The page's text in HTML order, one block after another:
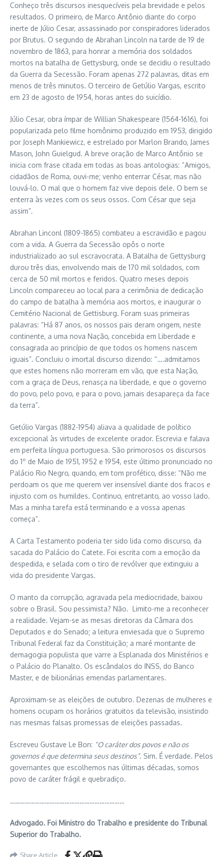
Conheço três discursos inesquecíveis pela brevidade e pelos
resultados. O primeiro, de Marco Antônio diante do corpo
inerte de Júlio Cesar, assassinado por conspiradores liderados
por Brutus. O segundo de Abrahan Lincoln na tarde de 19 de
novembro de 1863, para honrar a memória dos soldados
mortos na batalha de Gettysburg, onde se decidiu o resultado
da Guerra da Secessão. Foram apenas 272 palavras, ditas em
menos de três minutos. O terceiro de Getúlio Vargas, escrito
em 23 de agosto de 1954, horas antes do suicídio.
Júlio Cesar, obra ímpar de Willian Shakespeare (1564-1616), foi
popularizada pelo filme homônimo produzido em 1953, dirigido
por Joseph Mankiewicz, e estrelado por Marlon Brando, James
Mason, John Guielgud. A breve oração de Marco Antônio se
inicia com frase citada em todas as boas antologias: “Amigos,
cidadãos de Roma, ouvi-me; venho enterrar César, mas não
louvá-lo. O mal que o homem faz vive depois dele. O bem se
enterra às vezes com os seus ossos. Com César que seja
assim”.
Abrahan Linconl (1809-1865) combateu a escravidão e pagou
com a vida. A Guerra da Secessão opôs o norte
industrializado ao sul escravocrata. A Batalha de Gettysburg
durou três dias, envolvendo mais de 170 mil soldados, com
cerca de 50 mil mortos e feridos. Quatro meses depois
Lincoln compareceu ao local para a cerimônia de dedicação
do campo de batalha à memória aos mortos, e inaugurar o
Cemitério Nacional de Gettisburg. Foram suas primeiras
palavras: “Há 87 anos, os nossos pais deram origem, neste
continente, a uma nova Nação, concebida em Liberdade e
consagrada ao princípio de que todos os homens nascem
iguais”. Concluiu o imortal discurso dizendo: “….admitamos
que estes homens não morreram em vão, que esta Nação,
com a graça de Deus, renasça na liberdade, e que o governo
do povo, pelo povo, e para o povo, jamais desapareça da face
da terra”.
Getúlio Vargas (1882-1954) aliava a qualidade de político
excepcional às virtudes de excelente orador. Escrevia e falava
em perfeita língua portuguesa. São primorosos os discursos
do 1º de Maio de 1951, 1952 e 1954, este último pronunciado no
Palácio Rio Negro, quando, em tom profético, disse: “Não me
perdoam os que me querem ver insensível diante dos fracos e
injusto com os humildes. Continuo, entretanto, ao vosso lado.
Mas a minha tarefa está terminando e a vossa apenas
começa”.
A Carta Testamento poderia ter sido lida como discurso, da
sacada do Palácio do Catete. Foi escrita com a emoção da
despedida, e selada com o tiro de revólver que extinguiu a
vida do presidente Vargas.
O manto da corrupção, agravada pela mediocridade, baixou
sobre o Brasil. Sou pessimista? Não. Limito-me a reconhecer
a realidade. Vejam-se as mesas diretoras da Câmara dos
Deputados e do Senado; a leitura enviesada que o Supremo
Tribunal Federal faz da Constituição; a maré montante de
demagogia populista que varre a Esplanada dos Ministérios e
o Palácio do Planalto. Os escândalos do INSS, do Banco
Master, e de bilionárias emendas parlamentares.
Aproximam-se as eleições de outubro. Dezenas de mulheres e
homens ocupam os horários gratuitos da televisão, insistindo
nas mesmas falsas promessas de eleições passadas.
Escreveu Gustave Le Bon: “O caráter dos povos e não os
governos é que determina seus destinos”. Sim. É verdade. Pelos
governantes que escolhemos nas últimas décadas, somos
povo de caráter frágil e quebradiço.
……………………………………………………………
Advogado. Foi Ministro do Trabalho e presidente do Tribunal
Superior do Trabalho.
Share Article